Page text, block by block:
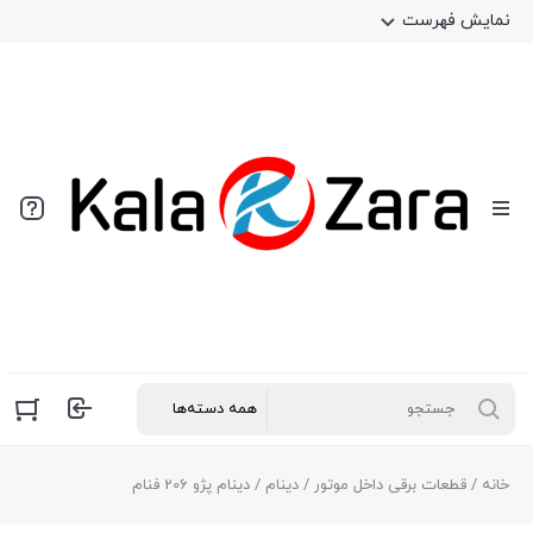
نمایش فهرست
خانه / قطعات برقی داخل موتور / دینام / دینام پژو 206 فنام